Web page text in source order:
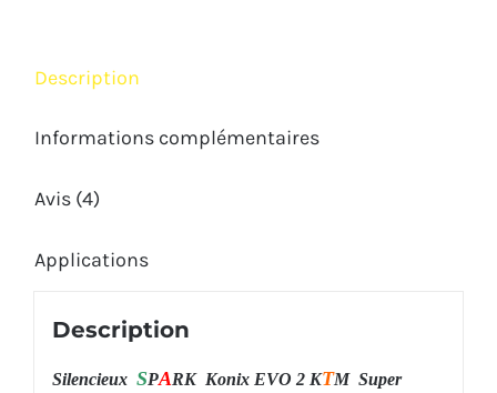
Description
Informations complémentaires
Avis (4)
Applications
Description
Silencieux SPA RK Konix EVO 2 KTM Super